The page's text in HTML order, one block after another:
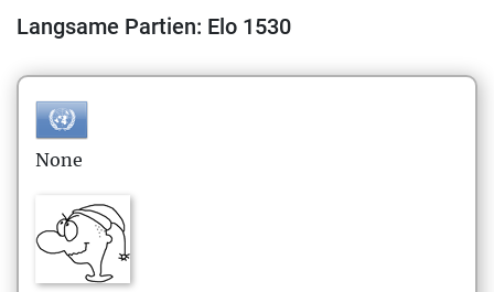
Langsame Partien: Elo 1530
None